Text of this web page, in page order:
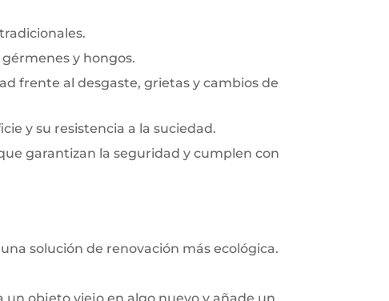
y hongos.
frente al desgaste, grietas y cambios de
y su resistencia a la suciedad.
garantizan la seguridad y cumplen con
solución de renovación más ecológica.